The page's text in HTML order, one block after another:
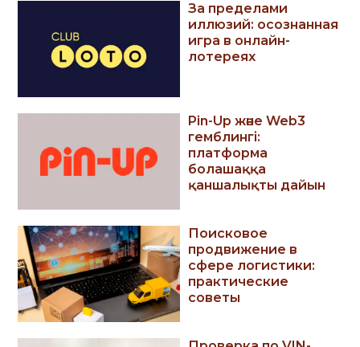
За пределами
иллюзий: осознанная
игра в онлайн-
лотереях
Pin-Up және Web3
гемблингі:
платформа
болашаққа
қаншалықты дайын
Поисковое
продвижение в
сфере логистики:
практические
советы